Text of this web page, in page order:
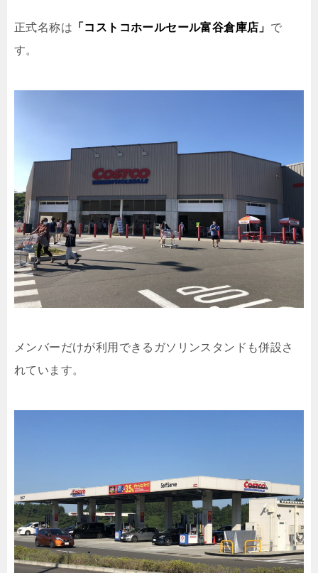
正式名称は 「コストコホールセール富谷倉庫店」 で
す。
メンバーだけが利用できるガソリンスタンドも併設さ
れています。